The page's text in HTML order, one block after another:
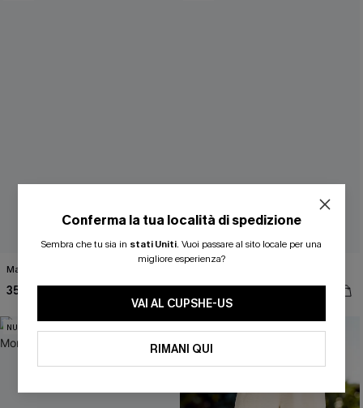
Maglione bianco Good Energy
35,00 € 37,00 €
NUOVI
Conferma la tua località di spedizione
Sembra che tu sia in stati Uniti. Vuoi passare al sito locale per una
migliore esperienza?
VAI AL CUPSHE-US
RIMANI QUI
ISCRIVITI PER OTTENERE
20% DI SCONTO SU 2 O PIÙ ARTICOLI